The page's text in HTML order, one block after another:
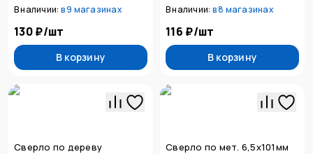
В наличии: в9 магазинах
130 ₽/шт
В корзину
В наличии: в8 магазинах
116 ₽/шт
В корзину
Сверло по дереву
Сверло по мет. 6,5х101мм